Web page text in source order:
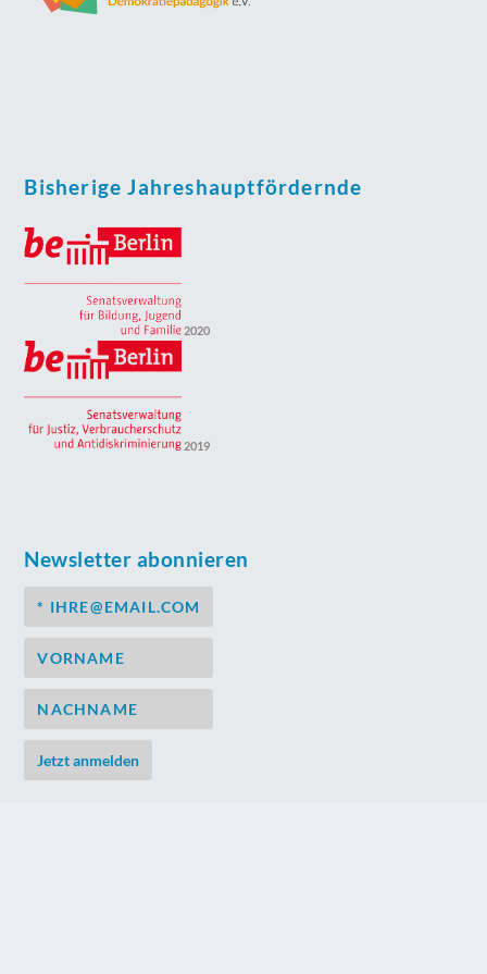
Bisherige Jahreshauptfördernde
2020
2019
Newsletter abonnieren